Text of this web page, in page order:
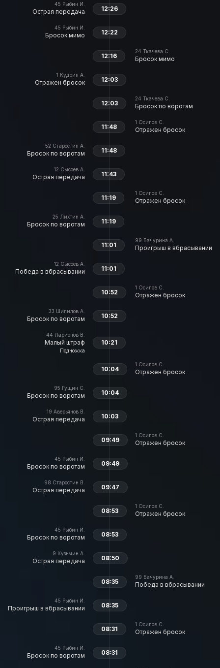
45 Рыбин И.
Острая передача 12:26
45 Рыбин И.
Бросок мимо 12:22
24 Ткачева С.
Бросок мимо
12:16
1 Кудрин А.
Отражен бросок 12:03
24 Ткачева С.
Бросок по воротам
12:03
1 Осипов С.
Отражен бросок
11:48
52 Старостин А.
Бросок по воротам 11:48
12 Сысоев А.
Острая передача 11:43
1 Осипов С.
Отражен бросок
11:19
25 Лихтин А.
Бросок по воротам 11:19
99 Бачурина А.
Проигрыш в вбрасывании
11:01
12 Сысоев А.
Победа в вбрасывании 11:01
1 Осипов С.
Отражен бросок
10:52
33 Шипилов А.
Бросок по воротам 10:52
44 Ларионов В.
Малый штраф
Подножка
10:21
1 Осипов С.
Отражен бросок
10:04
95 Гущин С.
Бросок по воротам 10:04
19 Аверьянов В.
Острая передача 10:03
1 Осипов С.
Отражен бросок
09:49
45 Рыбин И.
Бросок по воротам 09:49
98 Старостин В.
Острая передача 09:47
1 Осипов С.
Отражен бросок
08:53
45 Рыбин И.
Бросок по воротам 08:53
9 Кузьмин А.
Острая передача 08:50
99 Бачурина А.
Победа в вбрасывании
08:35
45 Рыбин И.
Проигрыш в вбрасывании 08:35
1 Осипов С.
Отражен бросок
08:31
45 Рыбин И.
Бросок по воротам 08:31